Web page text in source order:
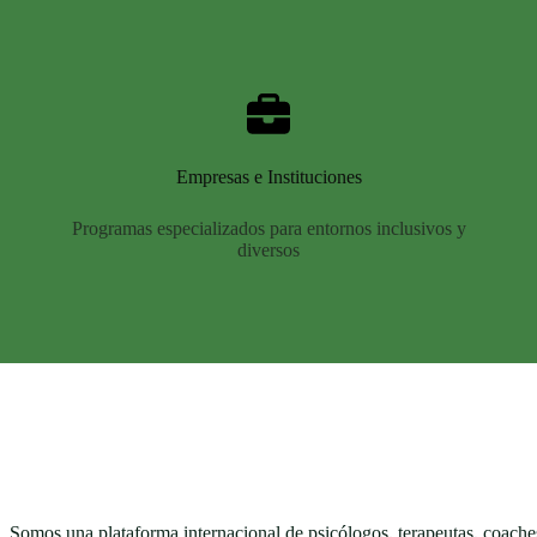
Empresas e Instituciones
Programas especializados para entornos inclusivos y
diversos
Somos una plataforma internacional de psicólogos, terapeutas,